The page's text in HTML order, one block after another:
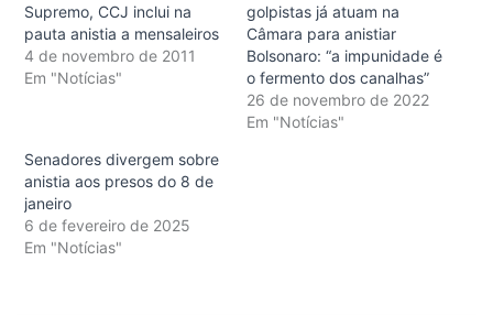
Supremo, CCJ inclui na
pauta anistia a mensaleiros
4 de novembro de 2011
Em "Notícias"
golpistas já atuam na
Câmara para anistiar
Bolsonaro: “a impunidade é
o fermento dos canalhas”
26 de novembro de 2022
Em "Notícias"
Senadores divergem sobre
anistia aos presos do 8 de
janeiro
6 de fevereiro de 2025
Em "Notícias"